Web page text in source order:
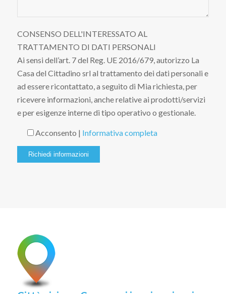
CONSENSO DELL'INTERESSATO AL
TRATTAMENTO DI DATI PERSONALI
Ai sensi dell’art. 7 del Reg. UE 2016/679, autorizzo La
Casa del Cittadino srl al trattamento dei dati personali e
ad essere ricontattato, a seguito di Mia richiesta, per
ricevere informazioni, anche relative ai prodotti/servizi
e per esigenze interne di tipo operativo o gestionale.
Acconsento | Informativa completa